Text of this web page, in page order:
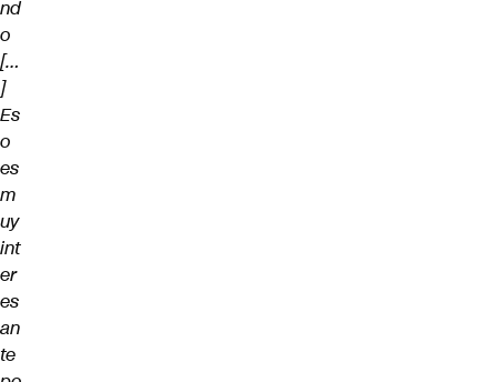
nd
o
[…
]
Es
o
es
m
uy
int
er
es
an
te